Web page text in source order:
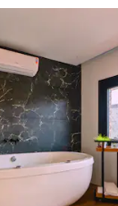
Wybór gości